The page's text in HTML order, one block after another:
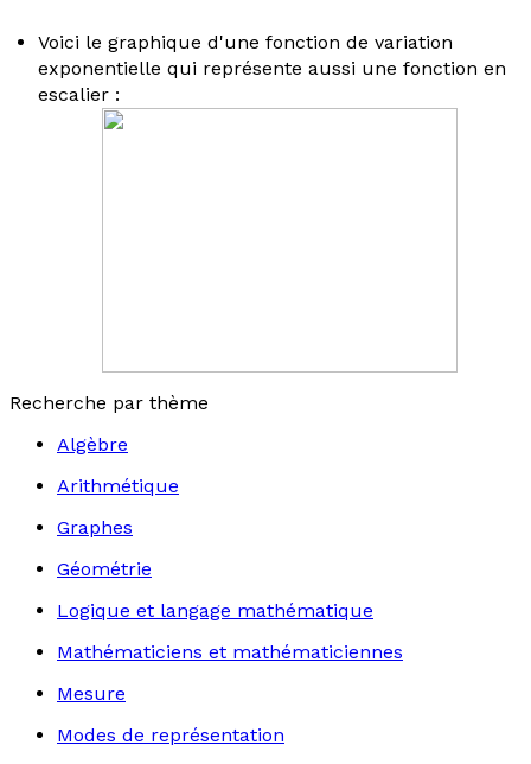
Voici le graphique d'une fonction de variation
exponentielle qui représente aussi une fonction en
escalier :
Recherche par thème
Algèbre
Arithmétique
Graphes
Géométrie
Logique et langage mathématique
Mathématiciens et mathématiciennes
Mesure
Modes de représentation